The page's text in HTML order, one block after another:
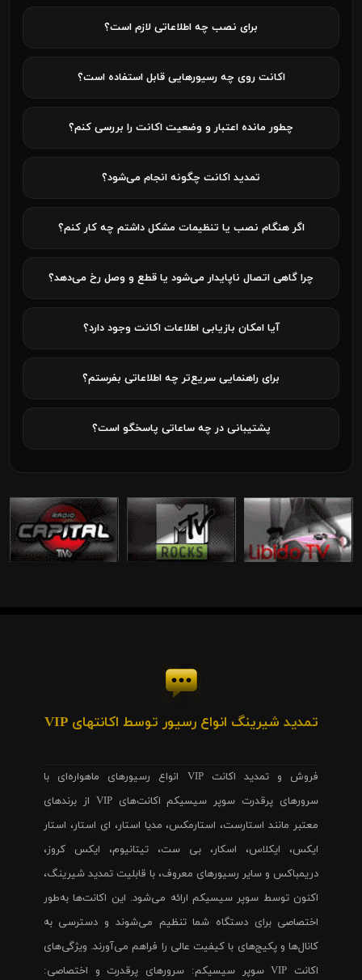
برای نصب چه اطلاعاتی لازم است؟
اکانت روی چه رسیورهایی قابل استفاده است؟
چطور مانده اعتبار و وضعیت اکانت را بررسی کنم؟
تمدید اکانت چگونه انجام می‌شود؟
اگر هنگام نصب یا تنظیمات مشکل داشتم چه کار کنم؟
چرا گاهی اتصال ناپایدار می‌شود یا قطع و وصل رخ می‌دهد؟
آیا امکان بازیابی اطلاعات اکانت وجود دارد؟
برای راهنمایی سریع‌تر چه اطلاعاتی بفرستم؟
پشتیبانی در چه ساعاتی پاسخگو است؟
تمدید شیرینگ انواع رسیور توسط اکانتهای VIP
فروش و تمدید اکانت VIP انواع رسیورهای ماهواره‌ای با
سرورهای پرقدرت سوپر سیسیکم اکانت‌های VIP از برندهای
معتبر مانند استارست، استارمکس، مدیا استار، ای استار، استار
ایکس، ایکلاس، اسکار، بی ست، تیتانیوم، ایکس کروز،
دریمباکس و سایر رسیورهای معروف، با قابلیت تمدید شیرینگ،
اکنون توسط سوپر سیسیکم ارائه می‌شود. این اکانت‌ها به‌طور
اختصاصی برای دستگاه شما تنظیم می‌شوند و دسترسی به
کانال‌ها و پکیج‌های با کیفیت عالی را فراهم می‌آورند. ویژگی‌های
اکانت VIP سوپر سیسیکم: سرورهای پرقدرت و اختصاصی: